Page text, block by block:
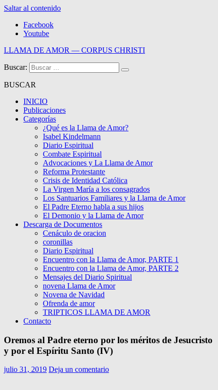
Saltar al contenido
Facebook
Youtube
LLAMA DE AMOR — CORPUS CHRISTI
Blog de la Llama de Amor
Buscar:
BUSCAR
INICIO
Publicaciones
Categorías
¿Qué es la Llama de Amor?
Isabel Kindelmann
Diario Espiritual
Combate Espiritual
Advocaciones y La Llama de Amor
Reforma Protestante
Crisis de Identidad Católica
La Virgen María a los consagrados
Los Santuarios Familiares y la Llama de Amor
El Padre Eterno habla a sus hijos
El Demonio y la Llama de Amor
Descarga de Documentos
Cenáculo de oracion
coronillas
Diario Espiritual
Encuentro con la Llama de Amor, PARTE 1
Encuentro con la Llama de Amor, PARTE 2
Mensajes del Diario Spiritual
novena Llama de Amor
Novena de Navidad
Ofrenda de amor
TRIPTICOS LLAMA DE AMOR
Contacto
Oremos al Padre eterno por los méritos de Jesucristo
y por el Espíritu Santo (IV)
julio 31, 2019 Deja un comentario